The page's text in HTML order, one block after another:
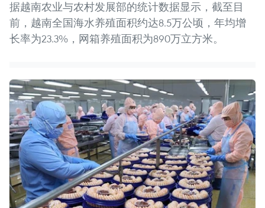
据越南农业与农村发展部的统计数据显示，截至目
前，越南全国海水养殖面积约达8.5万公顷，年均增
长率为23.3%，网箱养殖面积为890万立方米。